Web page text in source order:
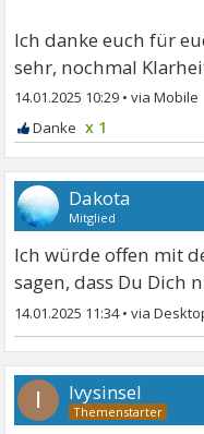
Ich danke euch für
sehr, nochmal
14.01.2025 10:29 •
x 1
Dakota
Mitglied
Ich würde offen mit
sagen, dass Du Dich
14.01.2025 11:34•
I Ivysinsel